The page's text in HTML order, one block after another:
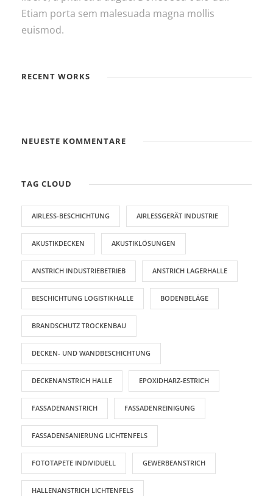
Etiam porta sem malesuada magna mollis
euismod.
RECENT WORKS
NEUESTE KOMMENTARE
TAG CLOUD
AIRLESS-BESCHICHTUNG AIRLESSGERÄT INDUSTRIE
AKUSTIKDECKEN AKUSTIKLÖSUNGEN
ANSTRICH INDUSTRIEBETRIEB ANSTRICH LAGERHALLE
BESCHICHTUNG LOGISTIKHALLE BODENBELÄGE
BRANDSCHUTZ TROCKENBAU
DECKEN- UND WANDBESCHICHTUNG
DECKENANSTRICH HALLE EPOXIDHARZ-ESTRICH
FASSADENANSTRICH FASSADENREINIGUNG
FASSADENSANIERUNG LICHTENFELS
FOTOTAPETE INDIVIDUELL GEWERBEANSTRICH
HALLENANSTRICH LICHTENFELS